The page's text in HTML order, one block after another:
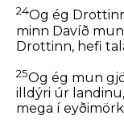
24Og ég
minn Davíð
Drottinn, hefi
25Og ég mun
illdýri úr
mega í